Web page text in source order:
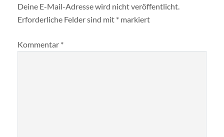
Deine E-Mail-Adresse wird nicht veröffentlicht.
Erforderliche Felder sind mit * markiert
Kommentar *